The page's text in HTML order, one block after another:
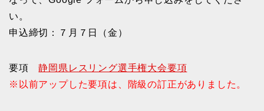
い。
申込締切：７月７日（金）
要項静岡県レスリング選手権大会要項
※以前アップした要項は、階級の訂正がありました。